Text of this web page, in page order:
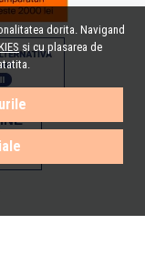
dorita. Navigand
si cu plasarea de